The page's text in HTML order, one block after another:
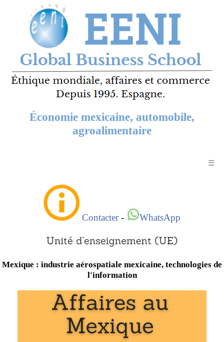
Économie mexicaine, automobile,
agroalimentaire
☰
Contacter- WhatsApp
Mexique : industrie aérospatiale mexicaine, technologies de
l'information